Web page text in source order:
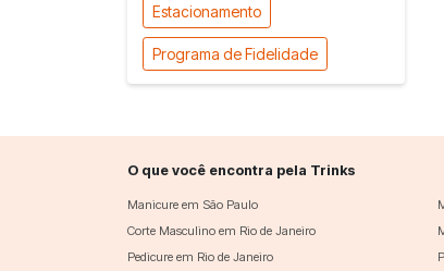
Estacionamento
Programa de Fidelidade
O que você encontra pela Trinks
Manicure em São Paulo
Corte Masculino em Rio de Janeiro
Pedicure em Rio de Janeiro